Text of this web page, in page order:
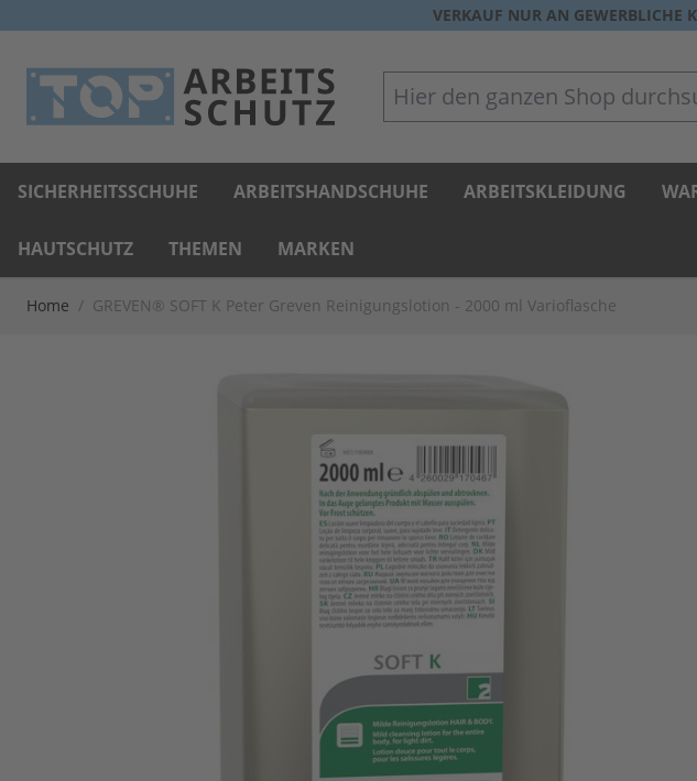
VERKAUF NUR AN GEWERBLICHE
Hier den ganzen Shop durchsuchen...
SICHERHEITSSCHUHE ARBEITSHANDSCHUHE ARBEITSKLEIDUNG
HAUTSCHUTZ THEMEN MARKEN
Home / GREVEN® SOFT K Peter Greven Reinigungslotion - 2000 ml Varioflasche